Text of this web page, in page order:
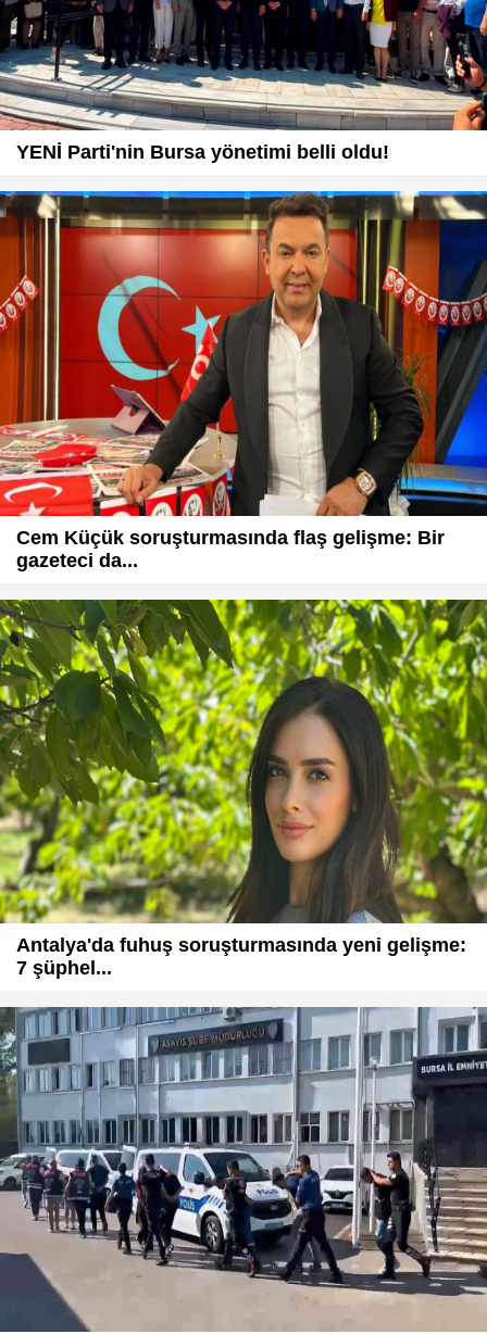
YENİ Parti'nin Bursa yönetimi belli oldu!
Cem Küçük soruşturmasında flaş gelişme: Bir
gazeteci da...
Antalya'da fuhuş soruşturmasında yeni gelişme:
7 şüphel...